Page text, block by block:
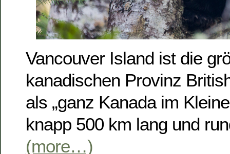
Vancouver Island ist die
kanadischen Provinz
als „ganz Kanada im
knapp 500 km lang und
(more…)